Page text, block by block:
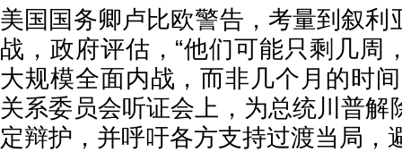
美国国务卿卢比欧警告，考量到叙利
战，政府评估，“他们可能只剩几周
大规模全面内战，而非几个月的时
关系委员会听证会上，为总统川普解
定辩护，并呼吁各方支持过渡当局，